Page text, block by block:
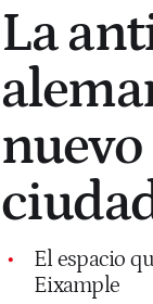
La
El espacio
Eixample